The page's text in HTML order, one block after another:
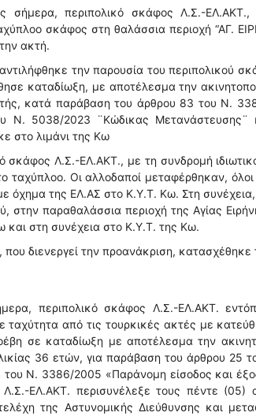
σήμερα, περιπολικό σκάφος Λ.Σ.-ΕΛ.ΑΚΤ.,
σκάφος στη θαλάσσια περιοχή “ΑΓ.
ακτή.
την παρουσία του περιπολικού
καταδίωξη, με αποτέλεσμα την
κατά παράβαση του άρθρου 83 του Ν.
Ν. 5038/2023 ¨Κώδικας Μετανάστευσης¨
στο λιμάνι της Κω
σκάφος Λ.Σ.-ΕΛ.ΑΚΤ., με τη συνδρομή
ταχύπλοο. Οι αλλοδαποί μεταφέρθηκαν,
όχημα της ΕΛ.ΑΣ στο Κ.Υ.Τ. Κω. Στη
στην παραθαλάσσια περιοχή της Αγίας
και στη συνέχεια στο Κ.Υ.Τ. της Κω.
διενεργεί την προανάκριση, κατασχέθηκε
περιπολικό σκάφος Λ.Σ.-ΕΛ.ΑΚΤ.
ταχύτητα από τις τουρκικές ακτές με
σε καταδίωξη με αποτέλεσμα την
36 ετών, για παράβαση του άρθρου
Ν. 3386/2005 «Παράνομη είσοδος και
ΕΛ.ΑΚΤ. περισυνέλεξε τους πέντε (05)
της Αστυνομικής Διεύθυνσης και